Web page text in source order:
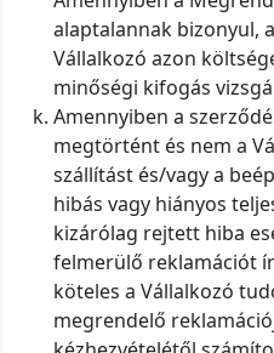
alaptalannak bizonyul,
Vállalkozó azon
minőségi kifogás
Amennyiben a
megtörtént és nem a
szállítást és/vagy a
hibás vagy hiányos
kizárólag rejtett hiba
felmerülő reklamációt
köteles a Vállalkozó
megrendelő